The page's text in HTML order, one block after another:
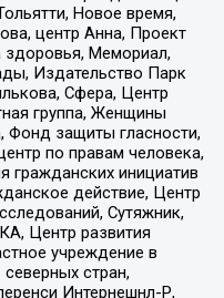
Новое время,
центр Анна, Проект
здоровья, Мемориал,
Издательство Парк
Сфера, Центр
группа, Женщины
Фонд защиты гласности,
по правам человека,
гражданских инициатив
действие, Центр
Сутяжник,
Центр развития
учреждение в
стран,
Интернешнл-Р,